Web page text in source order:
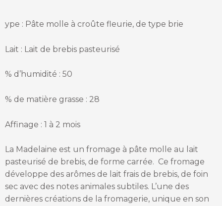
ype : Pâte molle à croûte fleurie, de type brie
Lait : Lait de brebis pasteurisé
% d’humidité : 50
% de matière grasse : 28
Affinage : 1 à 2 mois
La Madelaine est un fromage à pâte molle au lait
pasteurisé de brebis, de forme carrée. Ce fromage
développe des arômes de lait frais de brebis, de foin
sec avec des notes animales subtiles. L’une des
dernières créations de la fromagerie, unique en son